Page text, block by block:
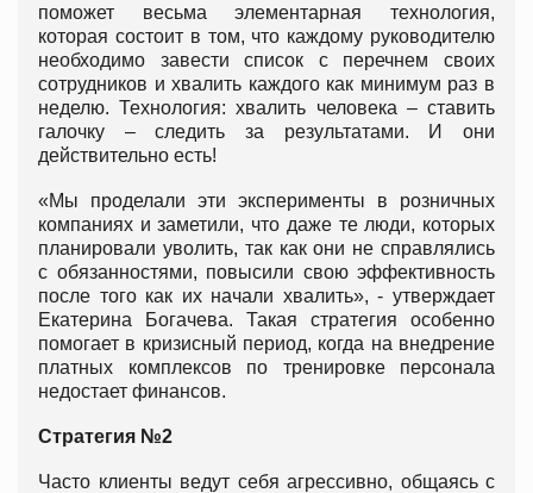
поможет весьма элементарная технология,
которая состоит в том, что каждому руководителю
необходимо завести список с перечнем своих
сотрудников и хвалить каждого как минимум раз в
неделю. Технология: хвалить человека – ставить
галочку – следить за результатами. И они
действительно есть!
«Мы проделали эти эксперименты в розничных
компаниях и заметили, что даже те люди, которых
планировали уволить, так как они не справлялись
с обязанностями, повысили свою эффективность
после того как их начали хвалить», - утверждает
Екатерина Богачева. Такая стратегия особенно
помогает в кризисный период, когда на внедрение
платных комплексов по тренировке персонала
недостает финансов.
Стратегия №2
Часто клиенты ведут себя агрессивно, общаясь с